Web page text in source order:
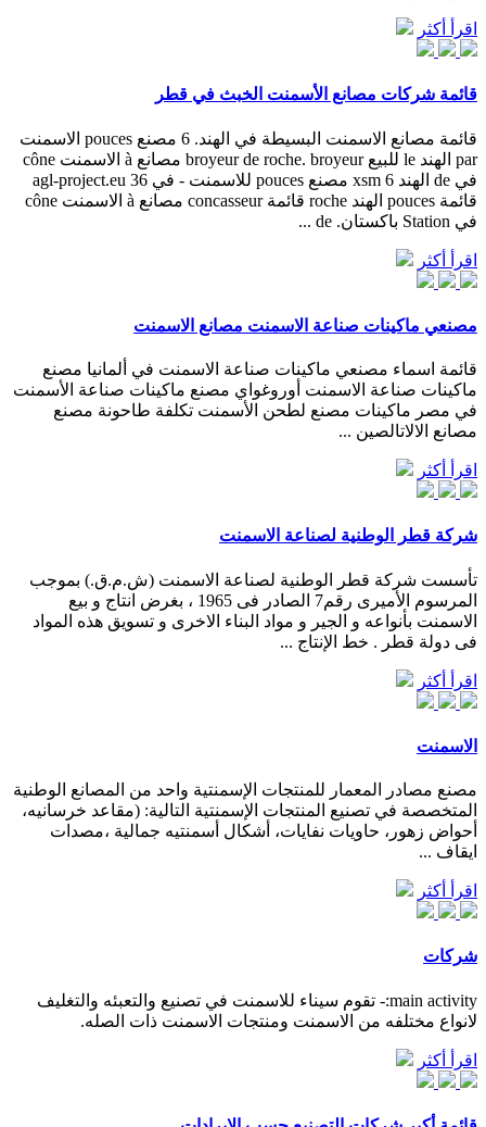
اقرأ أكثر
قائمة شركات مصانع الأسمنت الخبث في قطر
قائمة مصانع الاسمنت البسيطة في الهند. 6 مصنع pouces الاسمنت
par الهند le للبيع broyeur de roche. broyeur مصانع à الاسمنت cône
في de الهند 6 xsm مصنع pouces للاسمنت - في agl-project.eu 36
قائمة pouces الهند roche قائمة concasseur مصانع à الاسمنت cône
في Station باكستان. de ...
اقرأ أكثر
مصنعي ماكينات صناعة الاسمنت مصانع الاسمنت
قائمة اسماء مصنعي ماكينات صناعة الاسمنت في ألمانيا مصنع
ماكينات صناعة الاسمنت أوروغواي مصنع ماكينات صناعة الأسمنت
في مصر ماكينات مصنع لطحن الأسمنت تكلفة طاحونة مصنع
مصانع الالاتالصين ...
اقرأ أكثر
شركة قطر الوطنية لصناعة الاسمنت
تأسست شركة قطر الوطنية لصناعة الاسمنت (ش.م.ق.) بموجب
المرسوم الأميرى رقم7 الصادر فى 1965 ، بغرض انتاج و بيع
الاسمنت بأنواعه و الجير و مواد البناء الاخرى و تسويق هذه المواد
فى دولة قطر . خط الإنتاج ...
اقرأ أكثر
الاسمنت
مصنع مصادر المعمار للمنتجات الإسمنتية واحد من المصانع الوطنية
المتخصصة في تصنيع المنتجات الإسمنتية التالية: (مقاعد خرسانيه،
أحواض زهور، حاويات نفايات، أشكال أسمنتيه جمالية ،مصدات
ايقاف ...
اقرأ أكثر
شركات
main activity:- تقوم سيناء للاسمنت في تصنيع والتعبئه والتغليف
لانواع مختلفه من الاسمنت ومنتجات الاسمنت ذات الصله.
اقرأ أكثر